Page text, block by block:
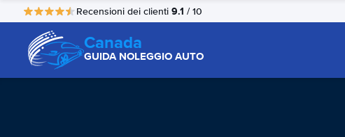
Recensioni dei clienti 9.1 / 10
Canada
GUIDA NOLEGGIO AUTO